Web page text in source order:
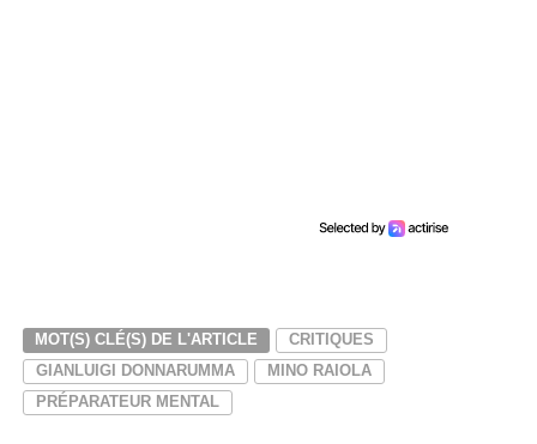
MOT(S) CLÉ(S) DE L'ARTICLE
CRITIQUES
GIANLUIGI DONNARUMMA
MINO RAIOLA
PRÉPARATEUR MENTAL